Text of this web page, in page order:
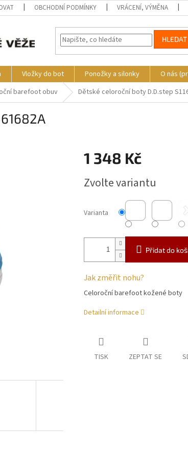
OBCHODNÍ PODMÍNKY VRÁCENÍ, VÝMĚNA
HLEDAT
Vložky do bot Ponožky a silonky O nás
barefoot obuv Dětské celoroční boty D.D.step
1 348 Kč
cena:
Zvolte variantu
Varianta
Přidat do
Jak změřit nohu?
Celoroční barefoot kožené boty
Detailní informace
TISK ZEPTAT SE